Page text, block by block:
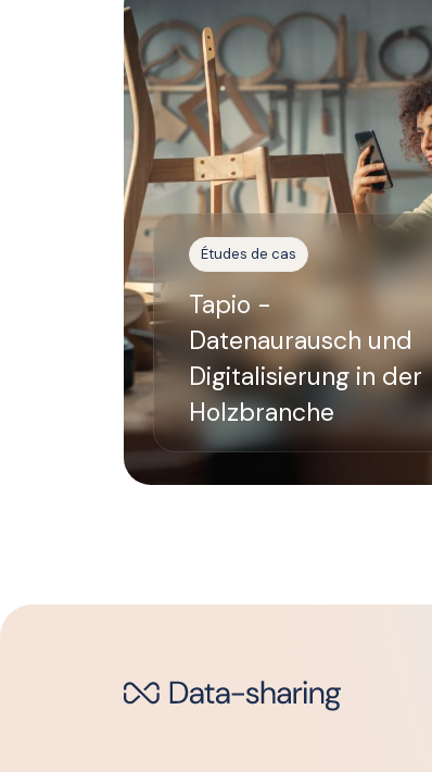
Études de cas
Tapio -
Datenaurausch und
Digitalisierung in der
Holzbranche